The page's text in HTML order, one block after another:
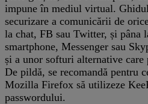
impune în mediul virtual.
securizare a comunicării de
la chat, FB sau Twitter, și pâna
smartphone, Messenger sau
și a unor softuri alternative care
De pildă, se recomandă pentru
Mozilla Firefox să utilizeze
passwordului.